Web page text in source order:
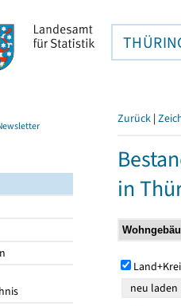
Zurück |
in